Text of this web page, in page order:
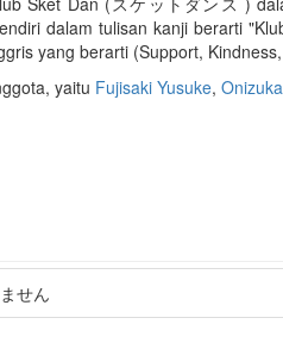
dalam tulisan kanji berarti
yang berarti (Support,
yaitu Fujisaki Yusuke,
せん